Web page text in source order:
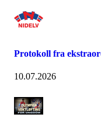
Protokoll fra
10.07.2026